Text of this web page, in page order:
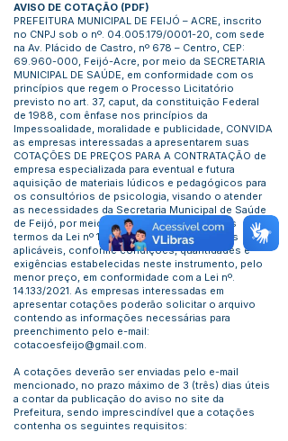
AVISO DE COTAÇÃO (PDF)
PREFEITURA MUNICIPAL DE FEIJÓ – ACRE, inscrito
no CNPJ sob o nº. 04.005.179/0001-20, com sede
na Av. Plácido de Castro, nº 678 – Centro, CEP:
69.960-000, Feijó-Acre, por meio da SECRETARIA
MUNICIPAL DE SAÚDE, em conformidade com os
princípios que regem o Processo Licitatório
previsto no art. 37, caput, da constituição Federal
de 1988, com ênfase nos princípios da
Impessoalidade, moralidade e publicidade, CONVIDA
as empresas interessadas a apresentarem suas
COTAÇÕES DE PREÇOS PARA A CONTRATAÇÃO de
empresa especializada para eventual e futura
aquisição de materiais lúdicos e pedagógicos para
os consultórios de psicologia, visando o atender
as necessidades da Secretaria Municipal de Saúde
de Feijó, por meio de pregão eletrônico, nos
termos da Lei nº 14.133/2021 e demais normas
aplicáveis, conforme condições, quantidades e
exigências estabelecidas neste instrumento, pelo
menor preço, em conformidade com a Lei nº.
14.133/2021. As empresas interessadas em
apresentar cotações poderão solicitar o arquivo
contendo as informações necessárias para
preenchimento pelo e-mail:
cotacoesfeijo@gmail.com.
A cotações deverão ser enviadas pelo e-mail
mencionado, no prazo máximo de 3 (três) dias úteis
a contar da publicação do aviso no site da
Prefeitura, sendo imprescindível que a cotações
contenha os seguintes requisitos: